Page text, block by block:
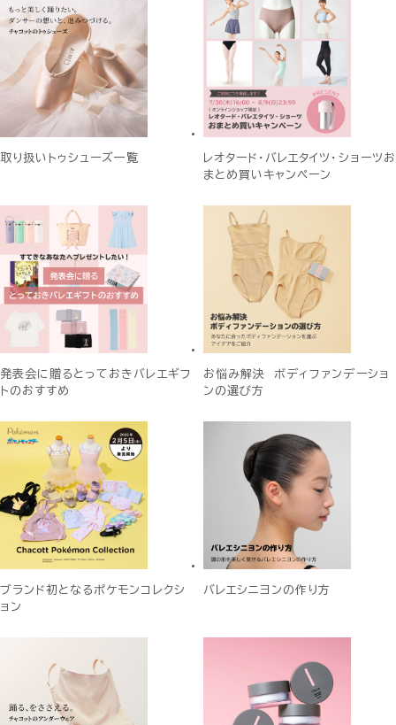
取り扱いトゥシューズ一覧
レオタード・バレエタイツ・ショーツお
まとめ買いキャンペーン
発表会に贈るとっておきバレエギフ
トのおすすめ
お悩み解決 ボディファンデーショ
ンの選び方
ブランド初となるポケモンコレクシ
ョン
バレエシニヨンの作り方